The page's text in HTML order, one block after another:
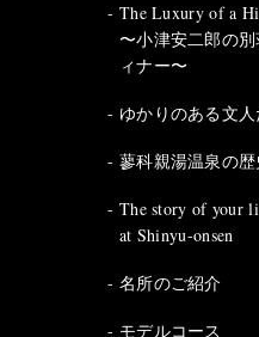
The Luxury of a
〜小津安二郎の
ィナー〜
ゆかりのある文
蓼科親湯温泉の歴
The story of your
at Shinyu-onsen
名所のご紹介
モデルコース